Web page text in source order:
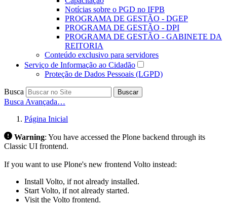
Notícias sobre o PGD no IFPB
PROGRAMA DE GESTÃO - DGEP
PROGRAMA DE GESTÃO - DPI
PROGRAMA DE GESTÃO - GABINETE DA
REITORIA
Conteúdo exclusivo para servidores
Serviço de Informação ao Cidadão
Proteção de Dados Pessoais (LGPD)
Busca Buscar
Busca Avançada…
Página Inicial
Warning: You have accessed the Plone backend through its
Classic UI frontend.
If you want to use Plone's new frontend Volto instead:
Install Volto, if not already installed.
Start Volto, if not already started.
Visit the Volto frontend.